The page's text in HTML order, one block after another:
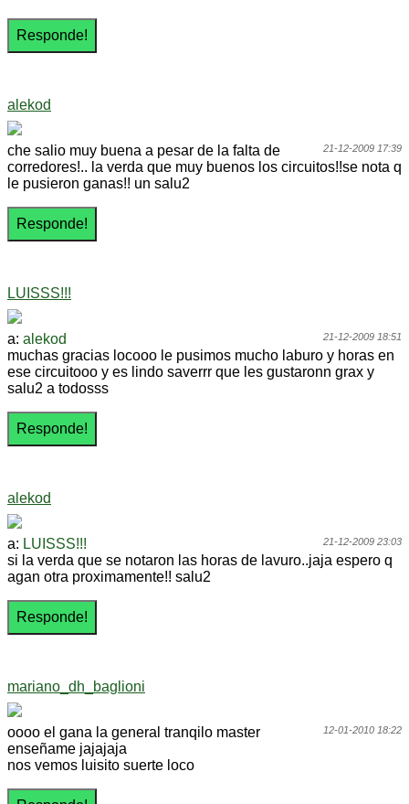
alekod
21-12-2009 17:39
che salio muy buena a pesar de la falta de
corredores!.. la verda que muy buenos los circuitos!!se nota q
le pusieron ganas!! un salu2
LUISSS!!!
21-12-2009 18:51
a: alekod
muchas gracias locooo le pusimos mucho laburo y horas en
ese circuitooo y es lindo saverrr que les gustaronn grax y
salu2 a todosss
alekod
21-12-2009 23:03
a: LUISSS!!!
si la verda que se notaron las horas de lavuro..jaja espero q
agan otra proximamente!! salu2
mariano_dh_baglioni
12-01-2010 18:22
oooo el gana la general tranqilo master
enseñame jajajaja
nos vemos luisito suerte loco